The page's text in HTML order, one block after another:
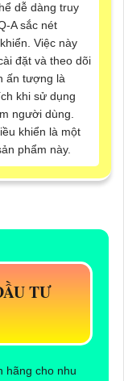
dễ dàng truy
A sắc nét
Việc này
đặt và theo dõi
ấn tượng là
khi sử dụng
người dùng.
khiển là một
phẩm này.
TƯ
hãng cho nhu